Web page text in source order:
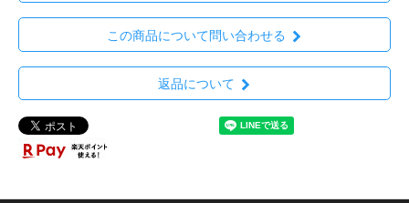
この商品について問い合わせる
返品について